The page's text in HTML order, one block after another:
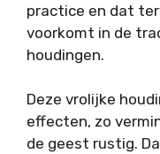
practice en dat
voorkomt in de
houdingen.
Deze vrolijke
effecten, zo
de geest rustig.